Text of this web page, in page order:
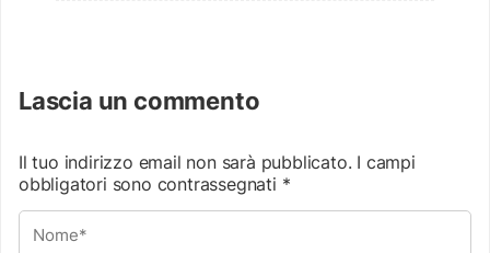
Lascia un commento
Il tuo indirizzo email non sarà pubblicato. I campi
obbligatori sono contrassegnati *